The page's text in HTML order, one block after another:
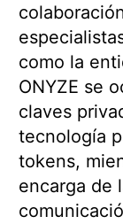
como la
ONYZE se
claves
tecnología
tokens,
encarga de